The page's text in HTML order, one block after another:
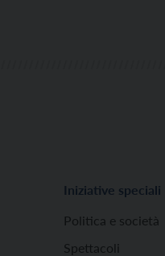
Iniziative speciali
Politica e società
Spettacoli